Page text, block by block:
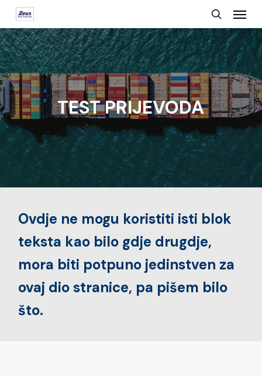
Skip
to
main
content
search
Menu
TEST PRIJEVODA
Ovdje ne mogu koristiti isti blok
teksta kao bilo gdje drugdje,
mora biti potpuno jedinstven za
ovaj dio stranice, pa pišem bilo
što.